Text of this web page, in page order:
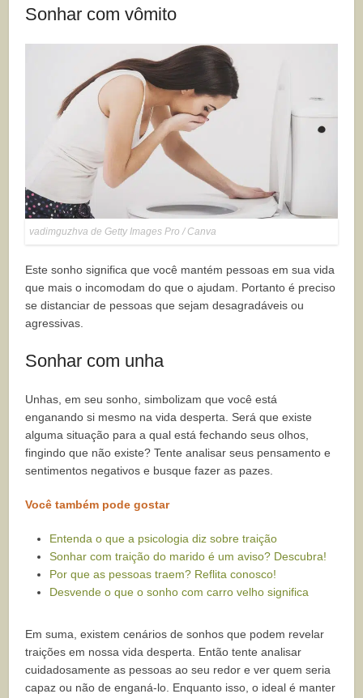
Sonhar com vômito
vadimguzhva de Getty Images Pro / Canva
Este sonho significa que você mantém pessoas em sua vida
que mais o incomodam do que o ajudam. Portanto é preciso
se distanciar de pessoas que sejam desagradáveis ou
agressivas.
Sonhar com unha
Unhas, em seu sonho, simbolizam que você está
enganando si mesmo na vida desperta. Será que existe
alguma situação para a qual está fechando seus olhos,
fingindo que não existe? Tente analisar seus pensamento e
sentimentos negativos e busque fazer as pazes.
Você também pode gostar
Entenda o que a psicologia diz sobre traição
Sonhar com traição do marido é um aviso? Descubra!
Por que as pessoas traem? Reflita conosco!
Desvende o que o sonho com carro velho significa
Em suma, existem cenários de sonhos que podem revelar
traições em nossa vida desperta. Então tente analisar
cuidadosamente as pessoas ao seu redor e ver quem seria
capaz ou não de enganá-lo. Enquanto isso, o ideal é manter